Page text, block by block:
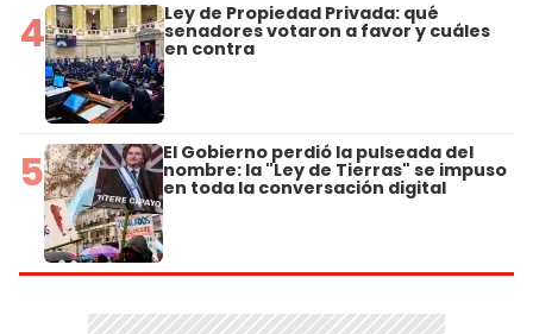
4 Ley de Propiedad Privada: qué
senadores votaron a favor y cuáles
en contra
5 El Gobierno perdió la pulseada del
nombre: la "Ley de Tierras" se impuso
en toda la conversación digital